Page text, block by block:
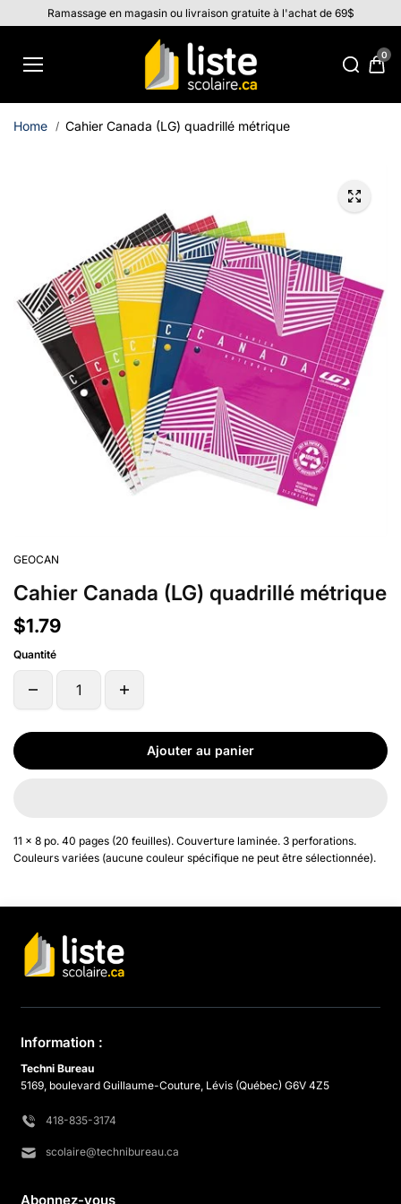
Aller au
contenu
Ramassage en magasin ou livraison gratuite à l'achat de 69$
0
Home Cahier Canada (LG) quadrillé métrique
GEOCAN
Cahier Canada (LG) quadrillé métrique
$1.79
Quantité
Ajouter au panier
11 x 8 po. 40 pages (20 feuilles). Couverture laminée. 3 perforations.
Couleurs variées (aucune couleur spécifique ne peut être sélectionnée).
Information :
Techni Bureau
5169, boulevard Guillaume-Couture, Lévis (Québec) G6V 4Z5
418-835-3174
scolaire@technibureau.ca
Abonnez-vous